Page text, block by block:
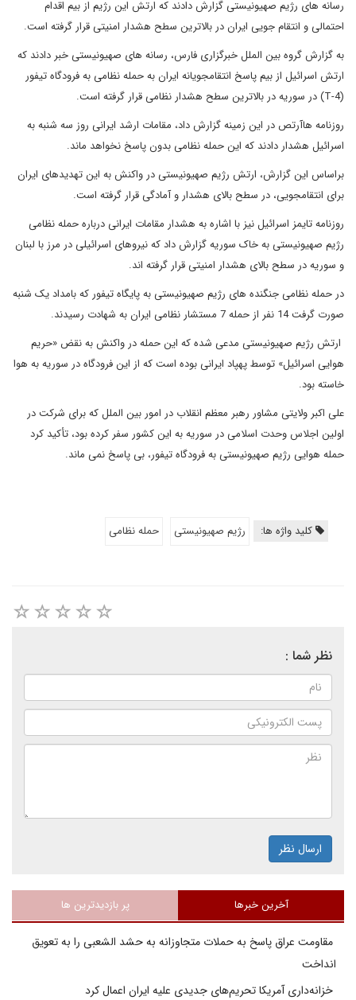
رسانه های رژیم صهیونیستی گزارش دادند که ارتش این رژیم از بیم اقدام
احتمالی و انتقام جویی ایران در بالاترین سطح هشدار امنیتی قرار گرفته است.
به گزارش گروه بین الملل خبرگزاری فارس، رسانه های صهیونیستی خبر دادند که
ارتش اسرائیل از بیم پاسخ انتقامجویانه ایران به حمله نظامی به فرودگاه تیفور
(T-4) در سوریه در بالاترین سطح هشدار نظامی قرار گرفته است.
روزنامه هاآرتص در این زمینه گزارش داد، مقامات ارشد ایرانی روز سه شنبه به
اسرائیل هشدار دادند که این حمله نظامی بدون پاسخ نخواهد ماند.
براساس این گزارش، ارتش رژیم صهیونیستی در واکنش به این تهدیدهای ایران
برای انتقامجویی، در سطح بالای هشدار و آمادگی قرار گرفته است.
روزنامه تایمز اسرائیل نیز با اشاره به هشدار مقامات ایرانی درباره حمله نظامی
رژیم صهیونیستی به خاک سوریه گزارش داد که نیروهای اسرائیلی در مرز با لبنان
و سوریه در سطح بالای هشدار امنیتی قرار گرفته اند.
در حمله نظامی جنگنده های رژیم صهیونیستی به پایگاه تیفور که بامداد یک شنبه
صورت گرفت 14 نفر از حمله 7 مستشار نظامی ایران به شهادت رسیدند.
ارتش رژیم صهیونیستی مدعی شده که این حمله در واکنش به نقض «حریم
هوایی اسرائیل» توسط پهپاد ایرانی بوده است که از این فرودگاه در سوریه به هوا
خاسته بود.
علی اکبر ولایتی مشاور رهبر معظم انقلاب در امور بین الملل که برای شرکت در
اولین اجلاس وحدت اسلامی در سوریه به این کشور سفر کرده بود، تأکید کرد
حمله هوایی رژیم صهیونیستی به فرودگاه تیفور، بی پاسخ نمی ماند.
کلید واژه ها: رژیم صهیونیستی حمله نظامی
نظر شما :
ارسال نظر
آخرین خبرها پر بازدیدترین ها
مقاومت عراق پاسخ به حملات متجاوزانه به حشد الشعبی را به تعویق
انداخت
خزانه‌داری آمریکا تحریم‌های جدیدی علیه ایران اعمال کرد